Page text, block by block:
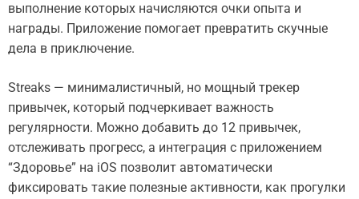
выполнение которых начисляются очки опыта и
награды. Приложение помогает превратить скучные
дела в приключение.
Streaks — минималистичный, но мощный трекер
привычек, который подчеркивает важность
регулярности. Можно добавить до 12 привычек,
отслеживать прогресс, а интеграция с приложением
“Здоровье” на iOS позволит автоматически
фиксировать такие полезные активности, как прогулки